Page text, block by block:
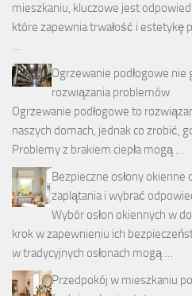
mieszkaniu, kluczowe jest
które zapewnia trwałość i estetykę
…
Ogrzewanie podłogowe nie
rozwiązania problemów
Ogrzewanie podłogowe to
naszych domach, jednak co zrobić,
Problemy z brakiem ciepła mogą …
Bezpieczne osłony okienne
zaplątania i wybrać
Wybór osłon okiennych w
krok w zapewnieniu ich
w tradycyjnych osłonach mogą …
Przedpokój w mieszkaniu